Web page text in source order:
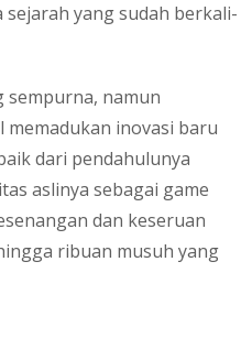
yang sudah berkali-
sempurna, namun
inovasi baru
dari pendahulunya
aslinya sebagai game
dan keseruan
ribuan musuh yang